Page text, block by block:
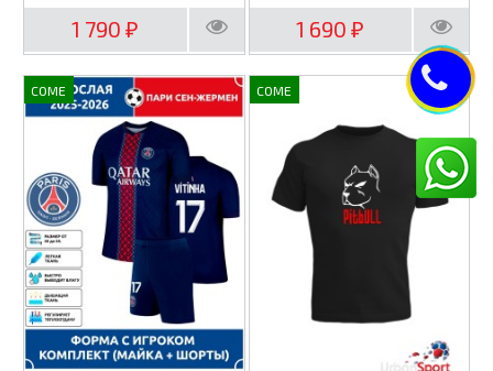
1 790₽ 1 690₽
COME COME